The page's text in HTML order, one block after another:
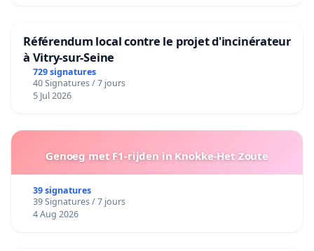
Référendum local contre le projet d'incinérateur
à Vitry-sur-Seine
729 signatures
40 Signatures / 7 jours
5 Jul 2026
Genoeg met F1-rijden in Knokke-Het Zoute
39 signatures
39 Signatures / 7 jours
4 Aug 2026